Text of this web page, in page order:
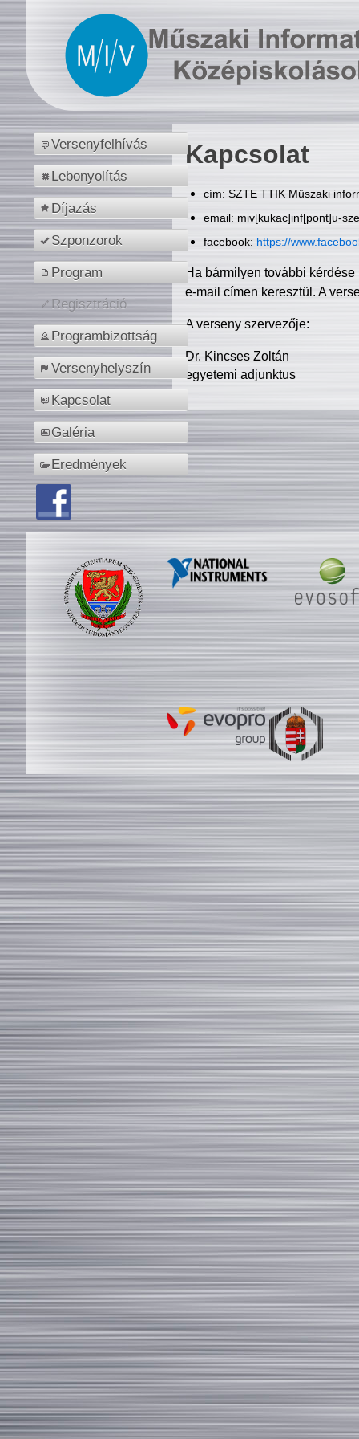
Versenyfelhívás
Lebonyolítás
Díjazás
Szponzorok
Program
Regisztráció
Programbizottság
Versenyhelyszín
Kapcsolat
Galéria
Eredmények
Kapcsolat
cím: SZTE TTIK Műszaki
email: miv[kukac]inf[pont]u-
facebook: https://
Ha bármilyen további
e-mail címen keresztül. A
A verseny szervezője:
Dr. Kincses Zoltán
egyetemi adjunktus